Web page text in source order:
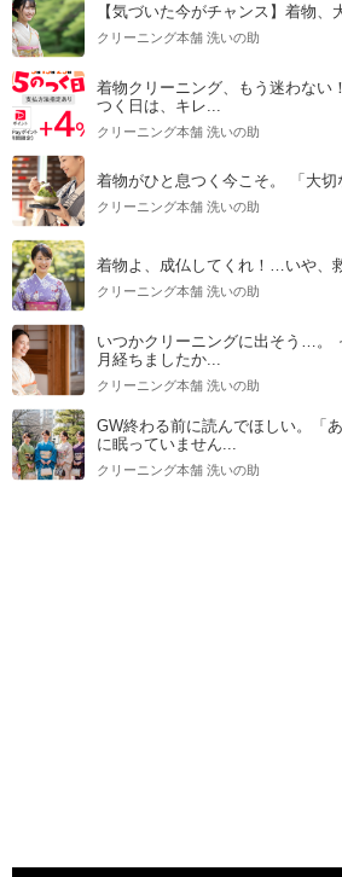
【気づいた今がチャンス】着物
クリーニング本舗 洗いの助
着物クリーニング、もう迷わない
つく日は、キレ...
クリーニング本舗 洗いの助
着物がひと息つく今こそ。 「大切
クリーニング本舗 洗いの助
着物よ、成仏してくれ！…いや、
クリーニング本舗 洗いの助
いつかクリーニングに出そう…。
月経ちましたか...
クリーニング本舗 洗いの助
GW終わる前に読んでほしい。「
に眠っていません...
クリーニング本舗 洗いの助